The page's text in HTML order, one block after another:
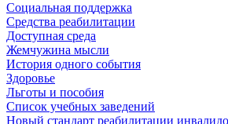
Социальная поддержка
Средства реабилитации
Доступная среда
Жемчужина мысли
История одного события
Здоровье
Льготы и пособия
Список учебных заведений
Новый стандарт реабилитации